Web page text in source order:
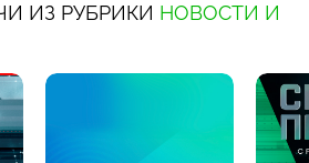
ИЗ РУБРИКИ НОВОСТИ И